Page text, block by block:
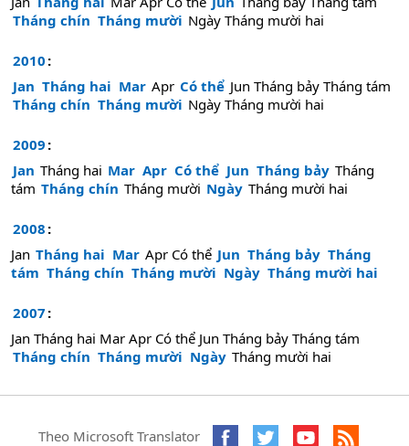
Tháng chín Tháng mười Ngày Tháng mười hai
2010 :
Jan Tháng hai Mar Apr Có thể Jun Tháng bảy Tháng tám
Tháng chín Tháng mười Ngày Tháng mười hai
2009 :
Jan Tháng hai Mar Apr Có thể Jun Tháng bảy Tháng
tám Tháng chín Tháng mười Ngày Tháng mười hai
2008 :
Jan Tháng hai Mar Apr Có thể Jun Tháng bảy Tháng
tám Tháng chín Tháng mười Ngày Tháng mười hai
2007 :
Jan Tháng hai Mar Apr Có thể Jun Tháng bảy Tháng tám
Tháng chín Tháng mười Ngày Tháng mười hai
Theo Microsoft Translator